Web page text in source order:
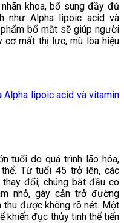
khoa, bổ sung đầy đủ
như Alpha lipoic acid và
bổ mắt sẽ giúp người
cơ mất thị lực, mù lòa hiệu
lipoic acid và vitamin
tuổi do quá trình lão hóa,
Từ tuổi 45 trở lên, các
đổi, chúng bắt đầu co
nhỏ, gây cản trở đường
thu được không rõ nét. Một
khiến đục thủy tinh thể tiến